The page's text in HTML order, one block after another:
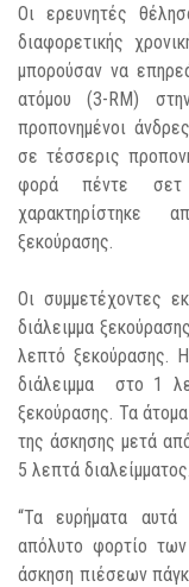
Οι ερευνητές
διαφορετικής
μπορούσαν να
ατόμου (3-RM)
προπονημένοι
σε τέσσερις
φορά πέντε σετ
χαρακτηρίστηκε
ξεκούρασης.
Οι συμμετέχοντες
διάλειμμα
λεπτό ξεκούρασης.
διάλειμμα στο 1
ξεκούρασης. Τα
της άσκησης μετά
5 λεπτά διαλείμματος.
“Τα ευρήματα αυτά
απόλυτο φορτίο
άσκηση πιέσεων